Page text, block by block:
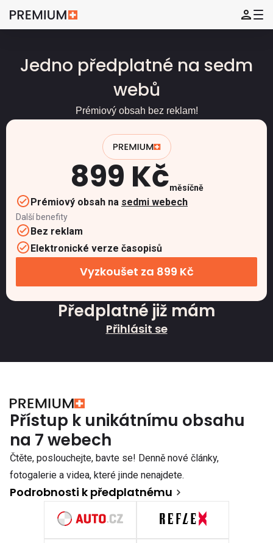
Jedno předplatné na sedm
webů
Prémiový obsah bez reklam!
899 Kčměsíčně
Prémiový obsah na sedmi webech
Další benefity
Bez reklam
Elektronické verze časopisů
Vyzkoušet za 899 Kč
Předplatné již mám
Přihlásit se
Přístup k unikátnímu obsahu
na 7 webech
Čtěte, poslouchejte, bavte se! Denně nové články,
fotogalerie a videa, které jinde nenajdete.
Podrobnosti k předplatnému